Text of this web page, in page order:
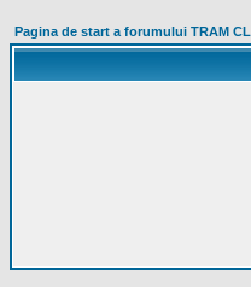
Pagina de start a forumului TRAM